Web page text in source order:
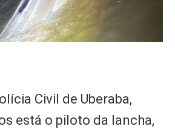
Civil de Uberaba,
está o piloto da lancha,